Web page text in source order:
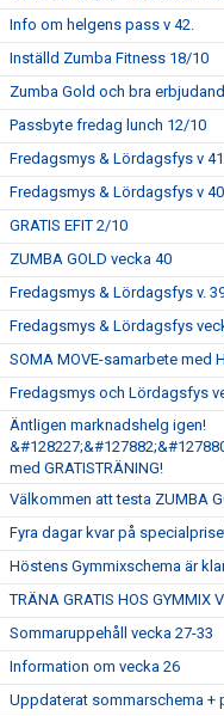
Info om helgens pass v 42.
Inställd Zumba Fitness 18/10
Zumba Gold och bra
Passbyte fredag lunch 12/10
Fredagsmys & Lördagsfys v
Fredagsmys & Lördagsfys v
GRATIS EFIT 2/10
ZUMBA GOLD vecka 40
Fredagsmys & Lördagsfys v.
Fredagsmys & Lördagsfys
SOMA MOVE-samarbete med
Fredagsmys och Lördagsfys
Äntligen marknadshelg igen!
med GRATISTRÄNING!
Välkommen att testa ZUMBA
Fyra dagar kvar på
Höstens Gymmixschema är
TRÄNA GRATIS HOS GYMMIX
Sommaruppehåll vecka 27-33
Information om vecka 26
Uppdaterat sommarschema +